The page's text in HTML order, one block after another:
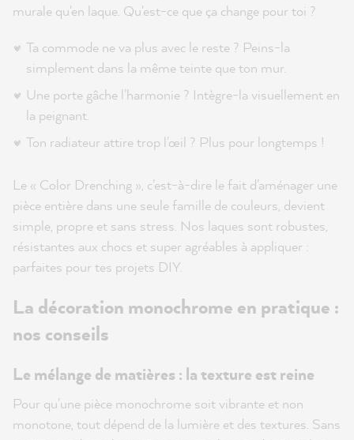
murale qu'en laque. Qu'est-ce que ça change pour toi ?
Ta commode ne va plus avec le reste ? Peins-la
simplement dans la même teinte que ton mur.
Une porte gâche l'harmonie ? Intègre-la visuellement en
la peignant.
Ton radiateur attire trop l'œil ? Plus pour longtemps !
Le « Color Drenching », c'est-à-dire le fait d'aménager une
pièce entière dans une seule famille de couleurs, devient
simple, propre et sans stress. Nos laques sont robustes,
résistantes aux chocs et super agréables à appliquer :
parfaites pour tes projets DIY.
La décoration monochrome en pratique :
nos conseils
Le mélange de matières : la texture est reine
Pour qu'une pièce monochrome soit vibrante et non
monotone, tout dépend de la lumière et des textures. Sans